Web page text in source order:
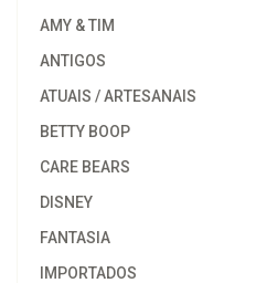
AMY & TIM
ANTIGOS
ATUAIS / ARTESANAIS
BETTY BOOP
CARE BEARS
DISNEY
FANTASIA
IMPORTADOS